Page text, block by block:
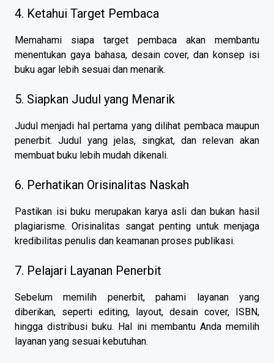
4. Ketahui Target Pembaca
Memahami siapa target pembaca akan membantu
menentukan gaya bahasa, desain cover, dan konsep isi
buku agar lebih sesuai dan menarik.
5. Siapkan Judul yang Menarik
Judul menjadi hal pertama yang dilihat pembaca maupun
penerbit. Judul yang jelas, singkat, dan relevan akan
membuat buku lebih mudah dikenali.
6. Perhatikan Orisinalitas Naskah
Pastikan isi buku merupakan karya asli dan bukan hasil
plagiarisme. Orisinalitas sangat penting untuk menjaga
kredibilitas penulis dan keamanan proses publikasi.
7. Pelajari Layanan Penerbit
Sebelum memilih penerbit, pahami layanan yang
diberikan, seperti editing, layout, desain cover, ISBN,
hingga distribusi buku. Hal ini membantu Anda memilih
layanan yang sesuai kebutuhan.